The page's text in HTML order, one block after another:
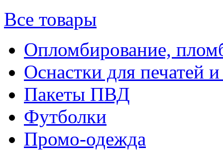
Все товары
Опломбирование,
Оснастки для печатей
Пакеты ПВД
Футболки
Промо-одежда